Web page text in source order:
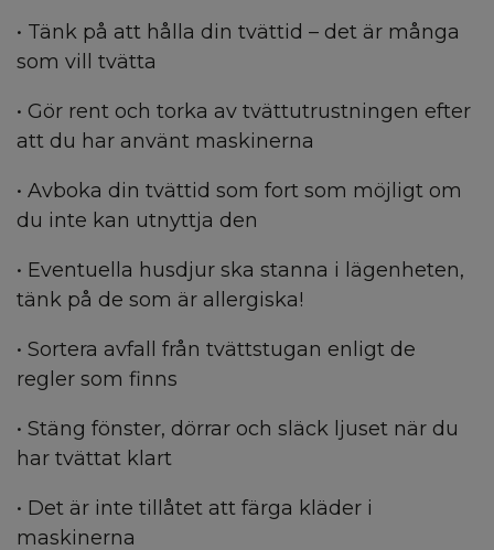
• Tänk på att hålla din tvättid – det är många
som vill tvätta
• Gör rent och torka av tvättutrustningen efter
att du har använt maskinerna
• Avboka din tvättid som fort som möjligt om
du inte kan utnyttja den
• Eventuella husdjur ska stanna i lägenheten,
tänk på de som är allergiska!
• Sortera avfall från tvättstugan enligt de
regler som finns
• Stäng fönster, dörrar och släck ljuset när du
har tvättat klart
• Det är inte tillåtet att färga kläder i
maskinerna